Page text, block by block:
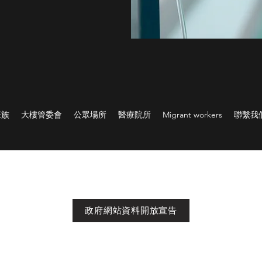
大樓管委會 公眾場所 醫療院所 Migrant workers 聯繫我
政府網站資料開放宣告